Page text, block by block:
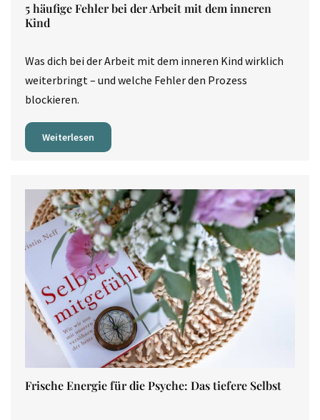
5 häufige Fehler bei der Arbeit mit dem inneren
Kind
Was dich bei der Arbeit mit dem inneren Kind wirklich
weiterbringt – und welche Fehler den Prozess
blockieren.
Weiterlesen
Frische Energie für die Psyche: Das tiefere Selbst